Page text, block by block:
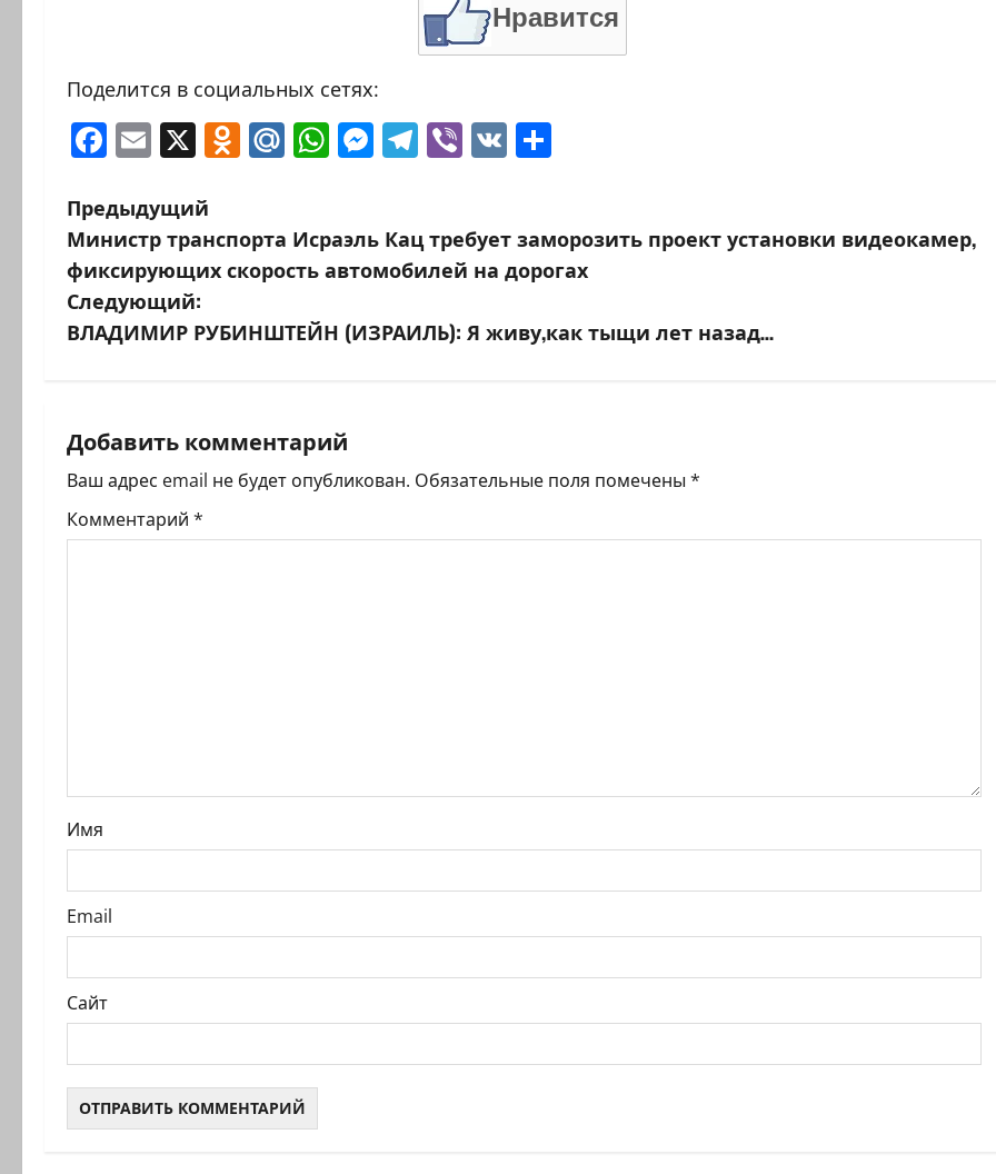
Нравится
Поделится в социальных сетях:
Facebook
Email
X Odnoklassniki
Mail.Ru
WhatsApp
Messenger
Telegram
Viber
VK
Н
а
в
и
а
ц
и
с
и
Предыдущий
Министр транспорта Исраэль Кац требует заморозить проект установки видеокамер,
фиксирующих скорость автомобилей на дорогах
Следующий:
ВЛАДИМИР РУБИНШТЕЙН (ИЗРАИЛЬ): Я живу,как тыщи лет назад…
Добавить комментарий
Ваш адрес email не будет опубликован. Обязательные поля помечены *
Комментарий *
Имя
Email
Сайт